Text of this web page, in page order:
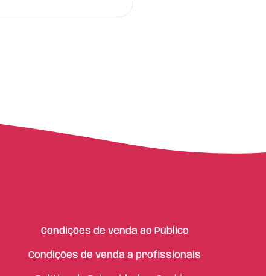
Condições de venda ao Público
Condições de venda a profissionais